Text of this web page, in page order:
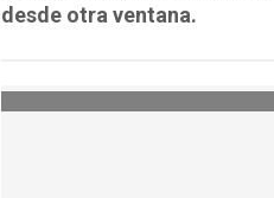
desde otra ventana.